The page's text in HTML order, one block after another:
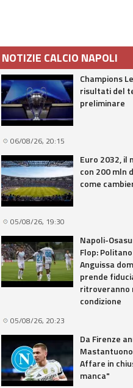
NOTIZIE CALCIO NAPOLI
Champions
risultati del
preliminare
06/08/26, 20:15
Euro 2032, il
con 200 mln
come
05/08/26, 19:30
Napoli-
Flop:
Anguissa
prende
ritroveranno
condizione
05/08/26, 20:23
Da Firenze
Affare in
manca"